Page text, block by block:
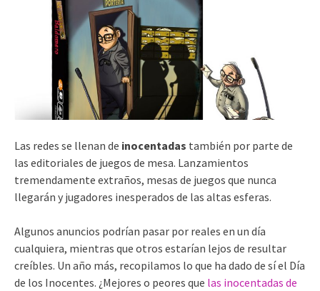
Las redes se llenan de inocentadas también por parte de
las editoriales de juegos de mesa. Lanzamientos
tremendamente extraños, mesas de juegos que nunca
llegarán y jugadores inesperados de las altas esferas.
Algunos anuncios podrían pasar por reales en un día
cualquiera, mientras que otros estarían lejos de resultar
creíbles. Un año más, recopilamos lo que ha dado de sí el Día
de los Inocentes. ¿Mejores o peores que las inocentadas de